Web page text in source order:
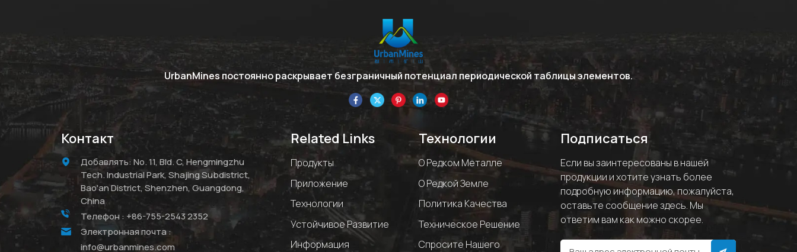
UrbanMines постоянно раскрывает безграничный потенциал периодической таблицы элементов.
Контакт
Добавлять: No. 11, Bld. C, Hengmingzhu
Tech. Industrial Park, Shajing Subdistrict,
Bao'an District, Shenzhen, Guangdong,
China
Телефон : +86-755-2543 2352
Электронная почта :
info@urbanmines.com
Related Links
Продукты
Приложение
Технологии
Устойчивое Развитие
Информация
Технологии
О Редком Металле
О Редкой Земле
Политика Качества
Техническое Решение
Спросите Нашего
Подписаться
Если вы заинтересованы в нашей
продукции и хотите узнать более
подробную информацию, пожалуйста,
оставьте сообщение здесь. Мы
ответим вам как можно скорее.